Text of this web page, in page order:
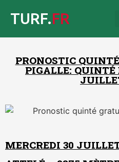
TURF.FR
PRONOSTIC
PIGALLE: QUINTÉ
MERCREDI 30